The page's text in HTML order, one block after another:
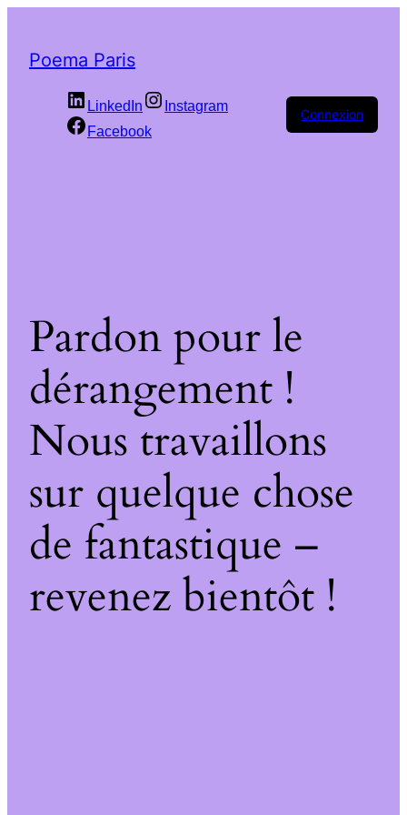
Poema Paris
LinkedIn
Instagram
Facebook
Connexion
Pardon pour le
dérangement !
Nous travaillons
sur quelque chose
de fantastique –
revenez bientôt !